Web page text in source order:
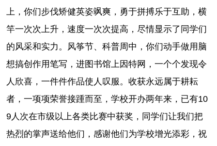
上，你们步伐矫健英姿飒爽，勇于拼搏乐于互助，横
竿一次次上升，速度一次次提高，尽情显示了同学们
的风采和实力。风筝节、科普周中，你们动手做用脑
想搞创作用笔写，进图书馆上因特网，一个个发现令
人欣喜，一件件作品使人叹服。收获永远属于耕耘
者，一项项荣誉接踵而至，学校开办两年来，已有10
9人次在市级以上各类比赛中获奖，同学们让我们把
热烈的掌声送给他们，感谢他们为学校增光添彩，祝